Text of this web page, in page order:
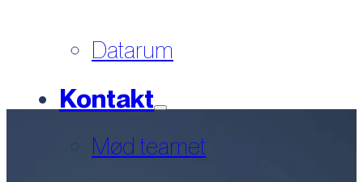
Datarum
Kontakt
Mød teamet